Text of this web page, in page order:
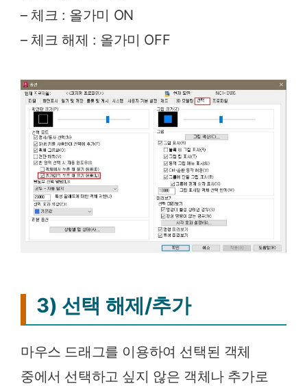
– 체크 : 올가미 ON
– 체크 해제 : 올가미 OFF
3) 선택 해제/추가
마우스 드래그를 이용하여 선택된 객체
중에서 선택하고 싶지 않은 객체나 추가로